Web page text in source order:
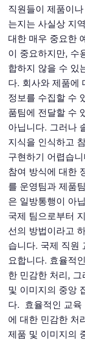
직원들이 제품이
는지는 사실상 지
대한 매우 중요한
이 중요하지만, 수
합하지 않을 수 있
다. 회사와 제품에
정보를 수집할 수
품팀에 전달할 수
아닙니다. 그러나
지식을 인식하고
구현하기 어렵습
참여 방식에 대한
를 운영팀과 제품
은 일방통행이 아
국제 팀으로부터
선의 방법이라고
습니다. 국제 직원
요합니다. 효율적
한 민감한 처리,
및 이미지의 중앙
다. 효율적인 교육
에 대한 민감한 처
제품 및 이미지의